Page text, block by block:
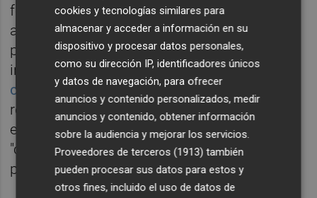
forestales" mediante la ganadería extensiva,
así como "dinamizar la recuperación de
paisajes cortafuegos, resilientes y menos
inflamables". Estos cambios, quesalieron a
consulta pública el pasado jueves
reconocer legalmente e incentivar de forma
económica y fiscal este tipo de pastoreo
"como una práctica beneficiosa para la
prevención de incendios forestales".
cookies y tecnologías similares para
almacenar y acceder a información en su
dispositivo y procesar datos personales,
como su dirección IP, identificadores únicos
y datos de navegación, para ofrecer
anuncios y contenido personalizados, medir
anuncios y contenido, obtener información
sobre la audiencia y mejorar los servicios.
Proveedores de terceros (1913) también
pueden procesar sus datos para estos y
otros fines, incluido el uso de datos de